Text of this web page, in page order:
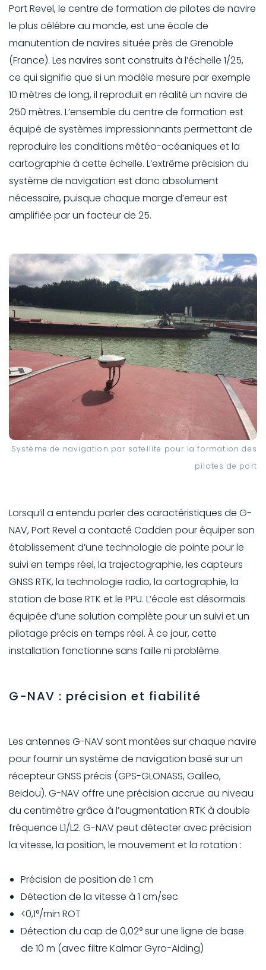
Port Revel, le centre de formation de pilotes de navire
le plus célèbre au monde, est une école de
manutention de navires située près de Grenoble
(France). Les navires sont construits à l’échelle 1/25,
ce qui signifie que si un modèle mesure par exemple
10 mètres de long, il reproduit en réalité un navire de
250 mètres. L’ensemble du centre de formation est
équipé de systèmes impressionnants permettant de
reproduire les conditions météo-océaniques et la
cartographie à cette échelle. L’extrême précision du
système de navigation est donc absolument
nécessaire, puisque chaque marge d’erreur est
amplifiée par un facteur de 25.
Système de navigation par satellite pour la formation des
pilotes de port
Lorsqu’il a entendu parler des caractéristiques de G-
NAV, Port Revel a contacté Cadden pour équiper son
établissement d’une technologie de pointe pour le
suivi en temps réel, la trajectographie, les capteurs
GNSS RTK, la technologie radio, la cartographie, la
station de base RTK et le PPU. L’école est désormais
équipée d’une solution complète pour un suivi et un
pilotage précis en temps réel. À ce jour, cette
installation fonctionne sans faille ni problème.
G-NAV : précision et fiabilité
Les antennes G-NAV sont montées sur chaque navire
pour fournir un système de navigation basé sur un
récepteur GNSS précis (GPS-GLONASS, Galileo,
Beidou). G-NAV offre une précision accrue au niveau
du centimètre grâce à l’augmentation RTK à double
fréquence L1/L2. G-NAV peut détecter avec précision
la vitesse, la position, le mouvement et la rotation :
Précision de position de 1 cm
Détection de la vitesse à 1 cm/sec
<0,1°/min ROT
Détection du cap de 0,02° sur une ligne de base
de 10 m (avec filtre Kalmar Gyro-Aiding)